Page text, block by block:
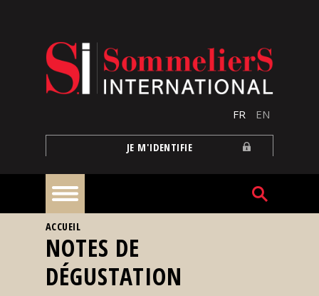
FR EN
JE M'IDENTIFIE
À
la
une
VOUS ÊTES ICI
ACCUEIL
NOTES DE
DÉGUSTATION